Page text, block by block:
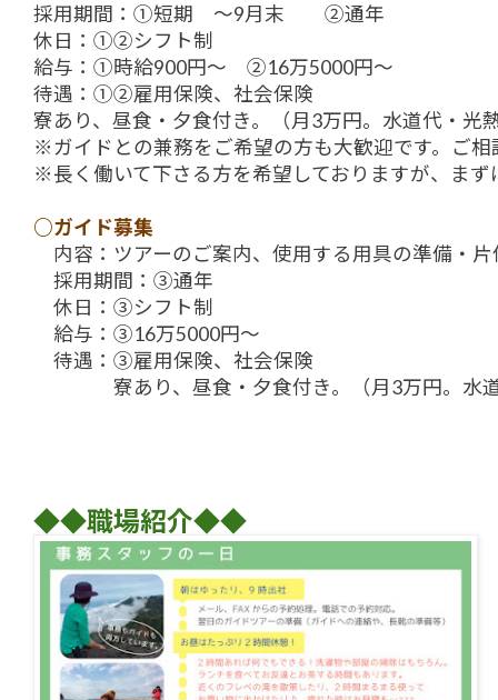
採用期間：①短期 ～9月末 ②通年
休日：①②シフト制
給与：①時給900円～ ②16万5000円～
待遇：①②雇用保険、社会保険
寮あり、昼食・夕食付き。（月3万円。水道代・光
※ガイドとの兼務をご希望の方も大歓迎です。ご相
※長く働いて下さる方を希望しておりますが、ま
○ガイド募集
内容：ツアーのご案内、使用する用具の準備・片
採用期間：③通年
休日：③シフト制
給与：③16万5000円～
待遇：③雇用保険、社会保険
寮あり、昼食・夕食付き。（月3万円。水道
◆◆職場紹介◆◆